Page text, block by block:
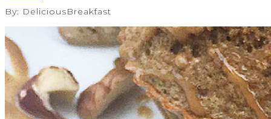
By: DeliciousBreakfast